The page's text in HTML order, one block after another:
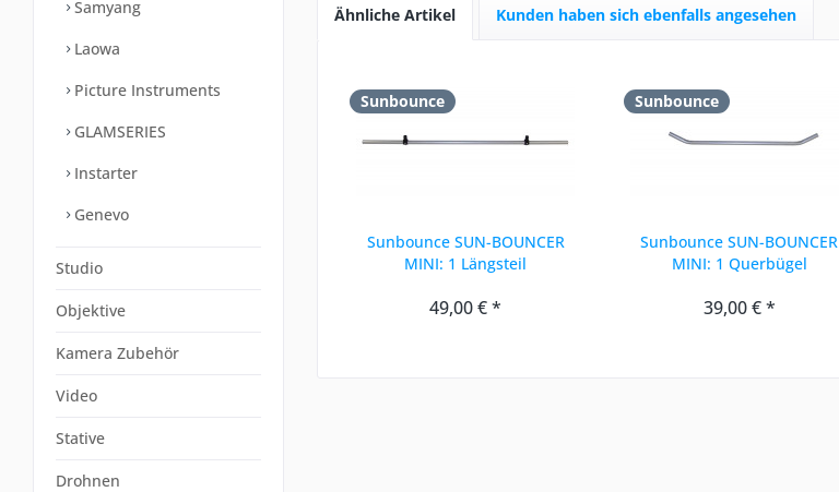
Samyang
Laowa
Picture Instruments
GLAMSERIES
Instarter
Genevo
Studio
Objektive
Kamera Zubehör
Video
Stative
Drohnen
Ähnliche Artikel Kunden haben sich ebenfalls angesehen
Sunbounce
Sunbounce SUN-BOUNCER
MINI: 1 Längsteil
49,00 € *
Sunbounce
Sunbounce SUN-BOUNCER
MINI: 1 Querbügel
39,00 € *